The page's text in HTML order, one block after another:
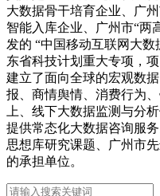
大数据骨干培育企业、广
智能入库企业、广州市“两
发的 “中国移动互联网大
东省科技计划重大专项，
建立了面向全球的宏观数
报、商情舆情、消费行为
上、线下大数据监测与分
提供常态化大数据咨询服
思想库研究课题、广州市
的承担单位。